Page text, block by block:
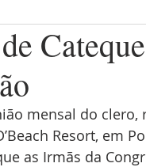
mensal do
Resort, em
as Irmãs da